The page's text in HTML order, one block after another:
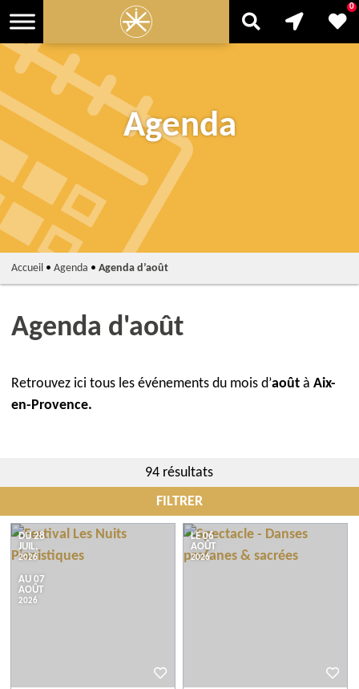
Agenda
0
Accueil• Agenda • Agenda d’août
Agenda d'août
Retrouvez ici tous les événements du mois d’aoûtà Aix-
en-Provence.
94 résultats
FILTRER
Évènements
Notre sélection
DU 28
JUIL.
2026
AU 07
AOÛT
2026
LE 06
AOÛT
2026